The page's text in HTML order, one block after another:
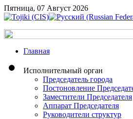
Пятница, 07 Август 2026
Главная
Исполнительный орган
Председатель города
Постоновление
Заместители Председателя
Аппарат Председателя
Руководители структур